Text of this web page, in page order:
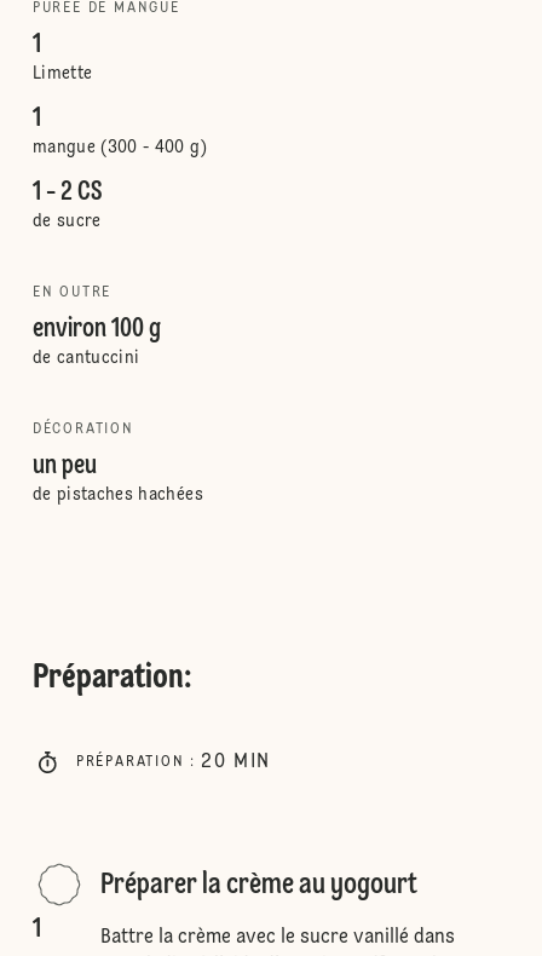
PURÉE DE MANGUE
1
Limette
1
mangue (300 - 400 g)
1 - 2 CS
de sucre
EN OUTRE
environ 100 g
de cantuccini
DÉCORATION
un peu
de pistaches hachées
Préparation:
PRÉPARATION : 20 MIN
1
Préparer la crème au yogourt
Battre la crème avec le sucre vanillé dans